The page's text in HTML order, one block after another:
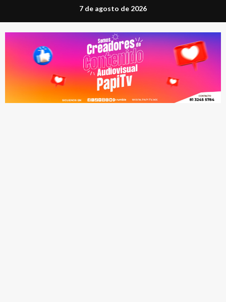
al
contenido
7 de agosto de 2026